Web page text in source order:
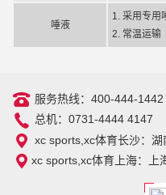
唾液
1. 采用专用
2. 常温运输
服务热线：400-444-1442
总机：0731-4444 4147
xc sports,xc体育长沙：湖
xc sports,xc体育上海：上